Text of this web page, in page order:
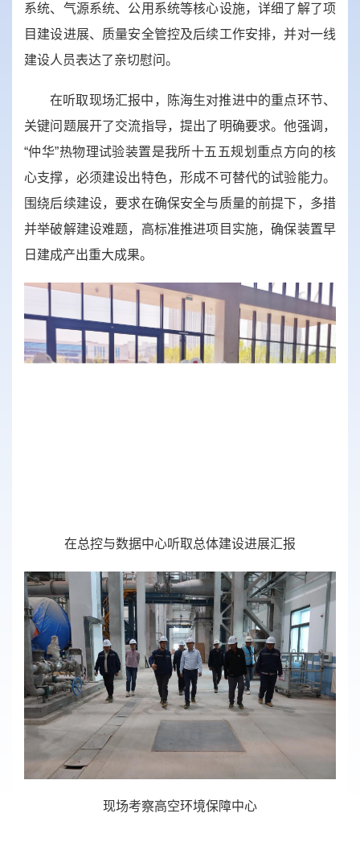
系统、气源系统、公用系统等核心设施，详细了解了项
目建设进展、质量安全管控及后续工作安排，并对一线
建设人员表达了亲切慰问。
在听取现场汇报中，陈海生对推进中的重点环节、
关键问题展开了交流指导，提出了明确要求。他强调，
“仲华”热物理试验装置是我所十五五规划重点方向的核
心支撑，必须建设出特色，形成不可替代的试验能力。
围绕后续建设，要求在确保安全与质量的前提下，多措
并举破解建设难题，高标准推进项目实施，确保装置早
日建成产出重大成果。
在总控与数据中心听取总体建设进展汇报
现场考察高空环境保障中心